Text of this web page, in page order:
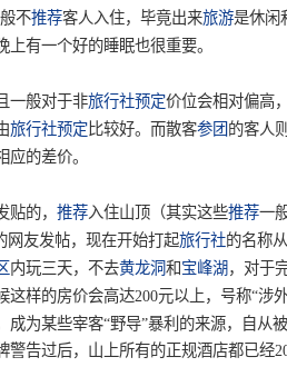
不推荐客人入住，毕竟出来旅游是休闲
上有一个好的睡眠也很重要。
一般对于非旅行社预定价位会相对偏高
旅行社预定比较好。而散客参团的客人
应的差价。
的， 推荐入住山顶（其实这些推荐一
网友发帖，现在开始打起旅行社的名称
内玩三天，不去黄龙洞和宝峰湖，对于
这样的房价会高达200元以上，号称“涉
成为某些宰客“野导”暴利的来源，自从
警告过后，山上所有的正规酒店都已经